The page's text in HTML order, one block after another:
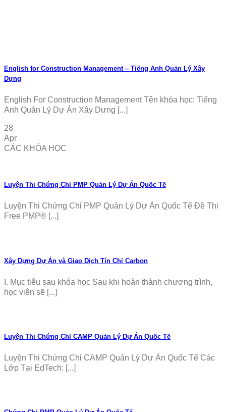
English for Construction Management – Tiếng Anh Quản Lý Xây
Dựng
English For Construction Management Tên khóa học: Tiếng
Anh Quản Lý Dự Án Xây Dưng [...]
28
Apr
CÁC KHÓA HỌC
Luyện Thi Chứng Chỉ PMP Quản Lý Dự Án Quốc Tế
Luyện Thi Chứng Chỉ PMP Quản Lý Dự Án Quốc Tế Đề Thi
Free PMP® [...]
Xây Dựng Dự Án và Giao Dịch Tín Chỉ Carbon
I. Mục tiêu sau khóa học Sau khi hoàn thành chương trình,
học viên sẽ [...]
Luyện Thi Chứng Chỉ CAMP Quản Lý Dự Án Quốc Tế
Luyện Thi Chứng Chỉ CAMP Quản Lý Dự Án Quốc Tế Các
Lớp Tại EdTech: [...]